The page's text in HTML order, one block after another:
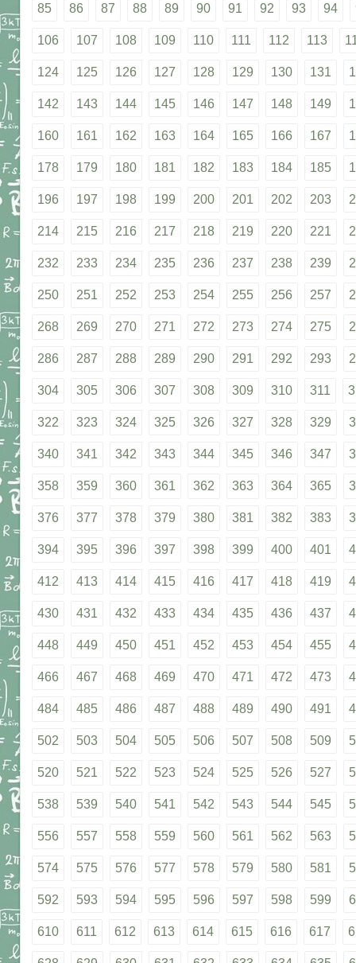
85 86 87 88 89 90 91 92 93 94
106 107 108 109 110 111 112 113
124 125 126 127 128 129 130 131
142 143 144 145 146 147 148 149
160 161 162 163 164 165 166 167
178 179 180 181 182 183 184 185
196 197 198 199 200 201 202 203
214 215 216 217 218 219 220 221
232 233 234 235 236 237 238 239
250 251 252 253 254 255 256 257
268 269 270 271 272 273 274 275
286 287 288 289 290 291 292 293
304 305 306 307 308 309 310 311
322 323 324 325 326 327 328 329
340 341 342 343 344 345 346 347
358 359 360 361 362 363 364 365
376 377 378 379 380 381 382 383
394 395 396 397 398 399 400 401
412 413 414 415 416 417 418 419
430 431 432 433 434 435 436 437
448 449 450 451 452 453 454 455
466 467 468 469 470 471 472 473
484 485 486 487 488 489 490 491
502 503 504 505 506 507 508 509
520 521 522 523 524 525 526 527
538 539 540 541 542 543 544 545
556 557 558 559 560 561 562 563
574 575 576 577 578 579 580 581
592 593 594 595 596 597 598 599
610 611 612 613 614 615 616 617